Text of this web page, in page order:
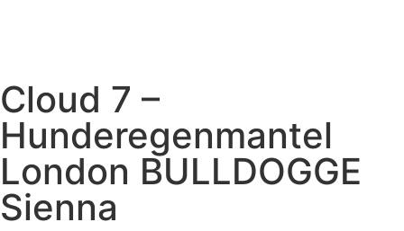
Cloud 7 –
Hunderegenmantel
London BULLDOGGE
Sienna